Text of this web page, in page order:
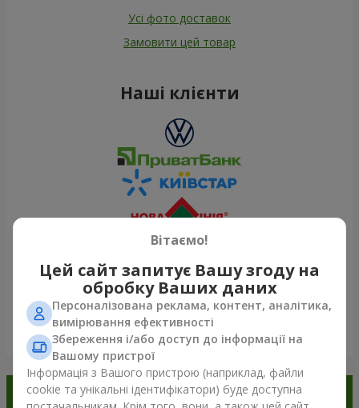
Усі фото доставок
Замовити цей товар
Наші клієнти
Переглянути все
Замовляйте в додатку
Вітаємо!
Цей сайт запитує Вашу згоду на
обробку Ваших даних
Персоналізована реклама, контент, аналітика,
вимірювання ефективності
Збереження і/або доступ до інформації на
Вашому пристрої
Інформація з Вашого пристрою (наприклад, файли
cookie та унікальні ідентифікатори) буде доступна